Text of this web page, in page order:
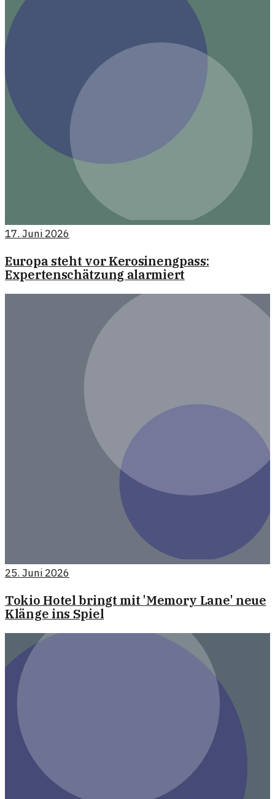
17. Juni 2026
Europa steht vor Kerosinengpass:
Expertenschätzung alarmiert
25. Juni 2026
Tokio Hotel bringt mit 'Memory Lane' neue
Klänge ins Spiel